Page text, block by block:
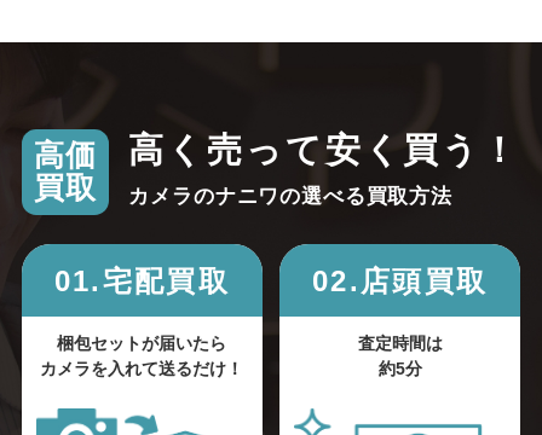
高価
買取
高く売って安く買う！
カメラのナニワの選べる買取方法
01.宅配買取
梱包セットが届いたら
カメラを入れて送るだけ！
02.店頭買取
査定時間は
約5分